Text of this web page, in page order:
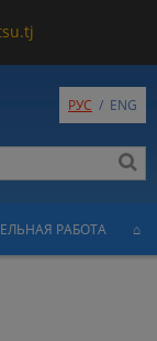
РУС / ENG
РАБОТА ⌂